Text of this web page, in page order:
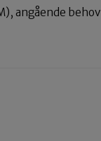
angående behov